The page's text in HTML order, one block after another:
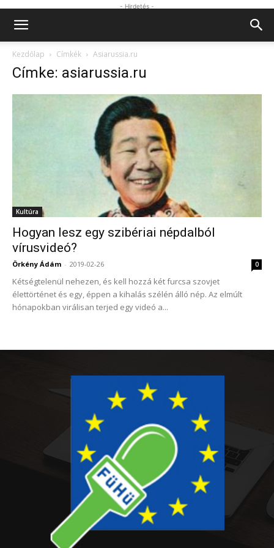
- Hirdetés -
Kezdőlap Címkék Asiarussia.ru
Címke: asiarussia.ru
Kultúra
Hogyan lesz egy szibériai népdalból
vírusvideó?
Örkény Ádám - 2019-02-26 0
Kétségtelenül nehezen, és kell hozzá két furcsa szovjet
élettörténet és egy, éppen a kihalás szélén álló nép. Az elmúlt
hónapokban virálisan terjed egy videó a...